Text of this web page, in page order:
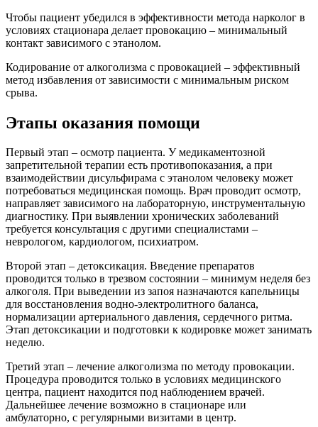
Чтобы пациент убедился в эффективности метода нарколог в
условиях стационара делает провокацию – минимальный
контакт зависимого с этанолом.
Кодирование от алкоголизма с провокацией – эффективный
метод избавления от зависимости с минимальным риском
срыва.
Этапы оказания помощи
Первый этап – осмотр пациента. У медикаментозной
запретительной терапии есть противопоказания, а при
взаимодействии дисульфирама с этанолом человеку может
потребоваться медицинская помощь. Врач проводит осмотр,
направляет зависимого на лабораторную, инструментальную
диагностику. При выявлении хронических заболеваний
требуется консультация с другими специалистами –
неврологом, кардиологом, психиатром.
Второй этап – детоксикация. Введение препаратов
проводится только в трезвом состоянии – минимум неделя без
алкоголя. При выведении из запоя назначаются капельницы
для восстановления водно-электролитного баланса,
нормализации артериального давления, сердечного ритма.
Этап детоксикации и подготовки к кодировке может занимать
неделю.
Третий этап – лечение алкоголизма по методу провокации.
Процедура проводится только в условиях медицинского
центра, пациент находится под наблюдением врачей.
Дальнейшее лечение возможно в стационаре или
амбулаторно, с регулярными визитами в центр.